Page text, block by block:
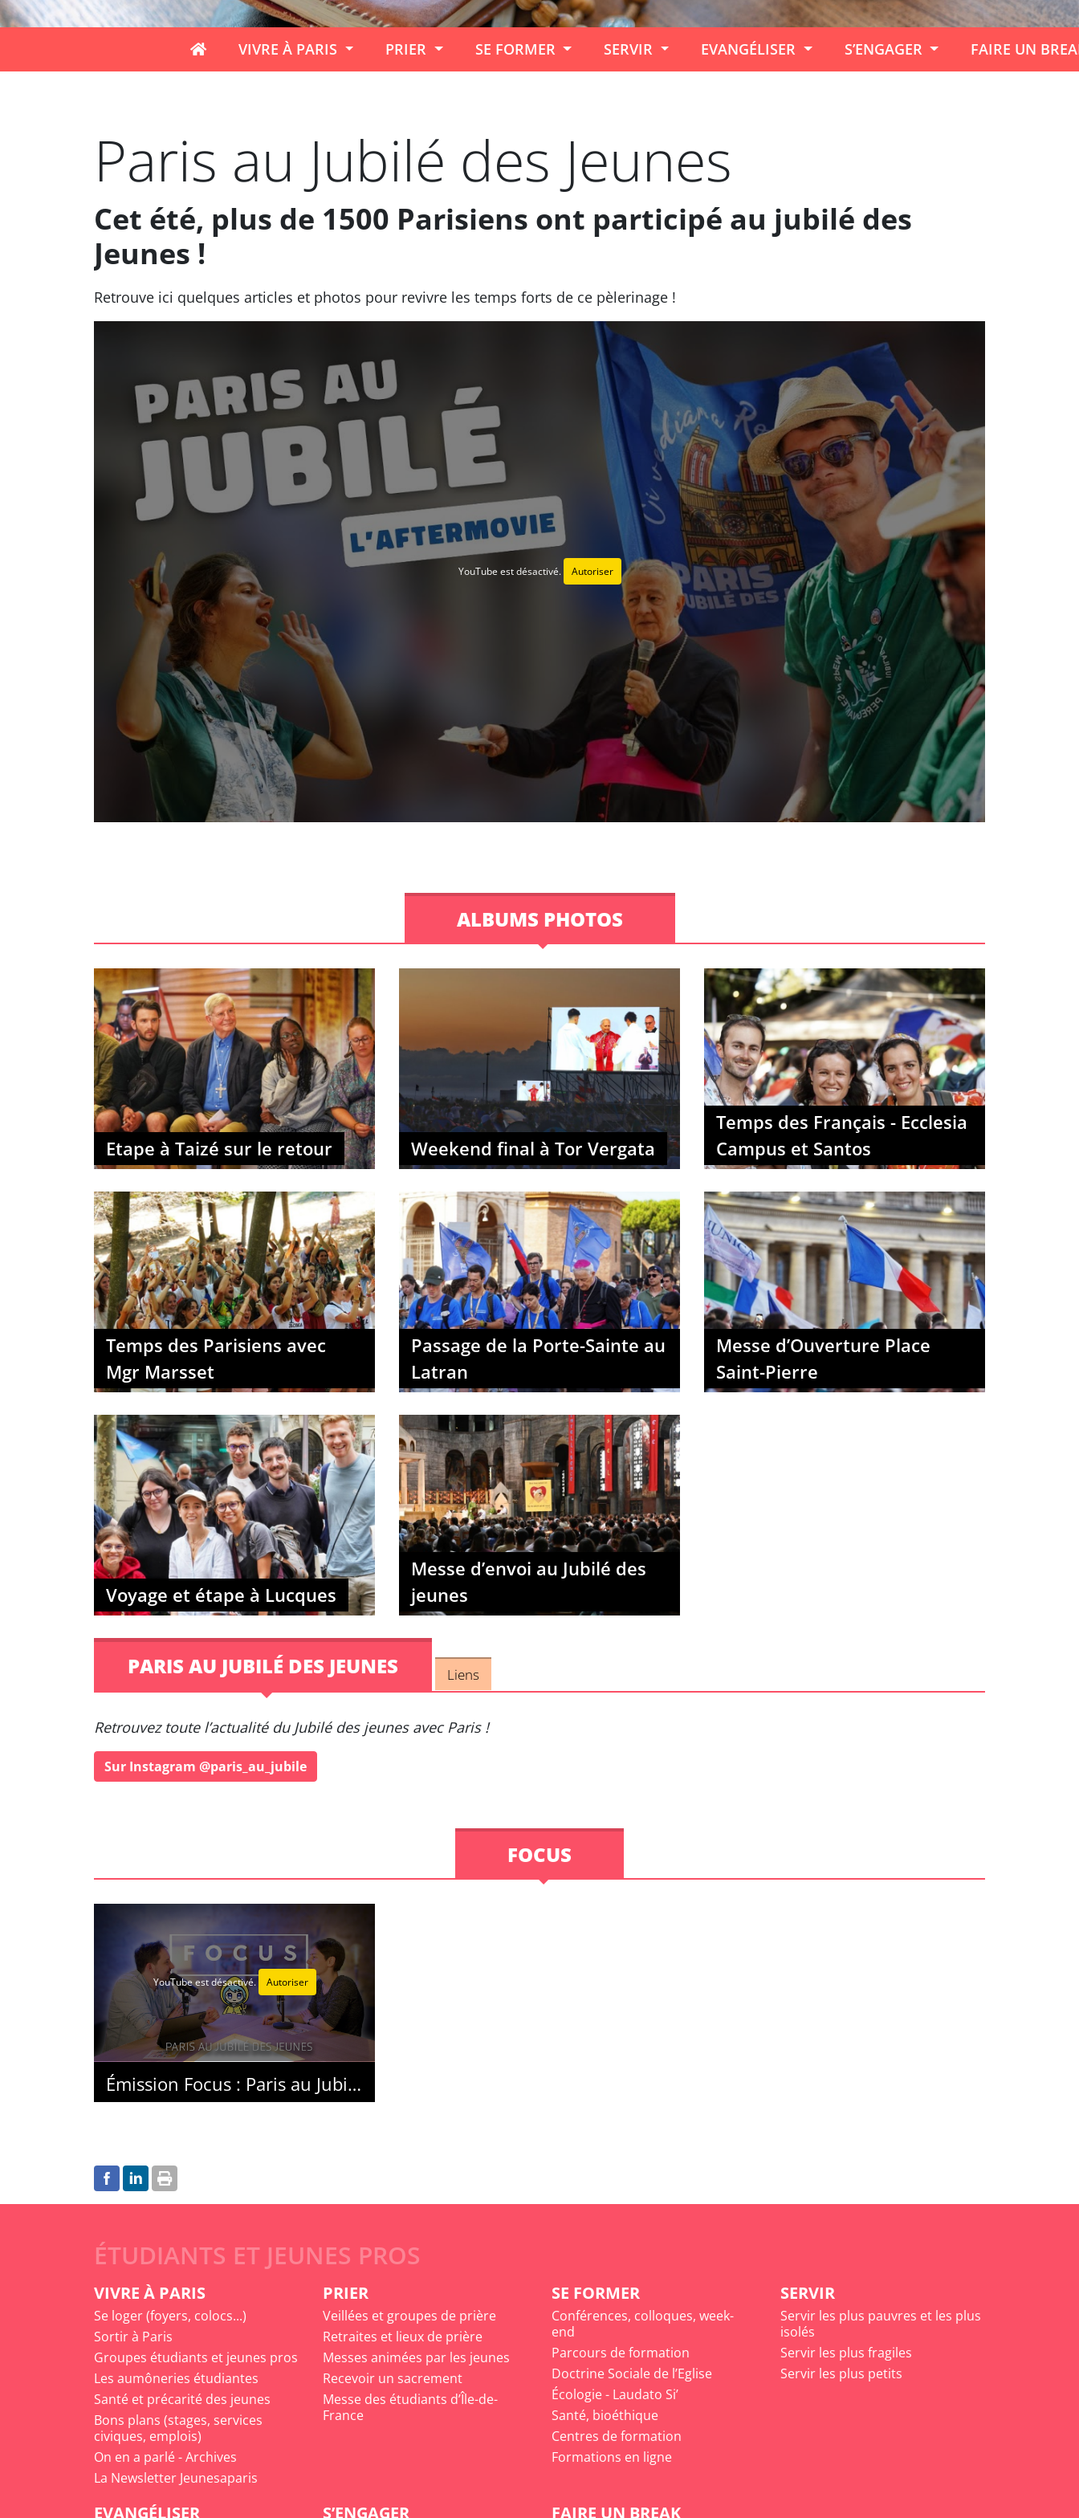
VIVRE À PARIS PRIER SE FORMER SERVIR EVANGÉLISER S’ENGAGER FAIRE UN
Paris au Jubilé des Jeunes
Cet été, plus de 1500 Parisiens ont participé au jubilé des
Jeunes !
Retrouve ici quelques articles et photos pour revivre les temps forts de ce pèlerinage !
YouTube est désactivé. Autoriser
ALBUMS PHOTOS
Etape à Taizé sur le retour Weekend final à Tor Vergata
Temps des Français - Ecclesia
Campus et Santos
Temps des Parisiens avec
Mgr Marsset
Passage de la Porte-Sainte au
Latran
Messe d’Ouverture Place
Saint-Pierre
Voyage et étape à Lucques
Messe d’envoi au Jubilé des
jeunes
PARIS AU JUBILÉ DES JEUNES Liens
Retrouvez toute l’actualité du Jubilé des jeunes avec Paris !
Sur Instagram @paris_au_jubile
FOCUS
YouTube est désactivé. Autoriser
Émission Focus : Paris au Jubilé des Jeunes
ÉTUDIANTS ET JEUNES PROS
VIVRE À PARIS
Se loger (foyers, colocs...)
Sortir à Paris
Groupes étudiants et jeunes pros
Les aumôneries étudiantes
Santé et précarité des jeunes
Bons plans (stages, services
civiques, emplois)
On en a parlé - Archives
La Newsletter Jeunesaparis
PRIER
Veillées et groupes de prière
Retraites et lieux de prière
Messes animées par les jeunes
Recevoir un sacrement
Messe des étudiants d’Île-de-
France
SE FORMER
Conférences, colloques, week-
end
Parcours de formation
Doctrine Sociale de l’Eglise
Écologie - Laudato Si’
Santé, bioéthique
Centres de formation
Formations en ligne
SERVIR
Servir les plus pauvres et les plus
isolés
Servir les plus fragiles
Servir les plus petits
EVANGÉLISER S’ENGAGER FAIRE UN BREAK